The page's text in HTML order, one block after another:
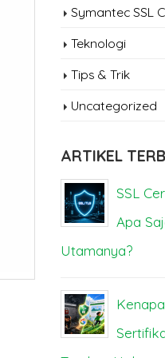
Symantec SSL
Teknologi
Tips & Trik
Uncategorized
ARTIKEL
SSL
Apa
Utamanya?